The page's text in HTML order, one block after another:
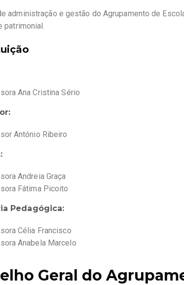
administração e gestão do Agrupamento de
patrimonial.
Ana Cristina Sério
António Ribeiro
Andreia Graça
Fátima Picoito
Pedagógica:
Célia Francisco
Anabela Marcelo
Geral do